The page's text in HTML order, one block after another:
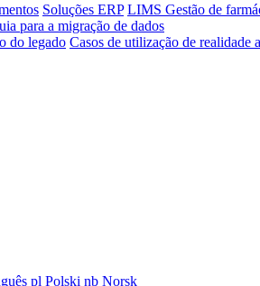
Soluções ERP LIMS Gestão de
para a migração de dados
do legado Casos de utilização de realidade
pl Polski nb Norsk